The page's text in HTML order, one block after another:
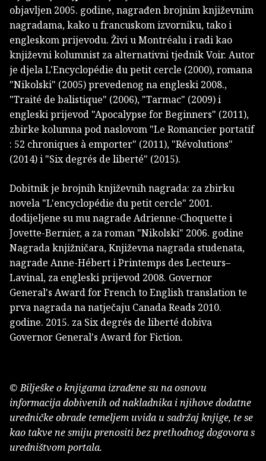
objavljen 2005. godine, nagrađen brojnim književnim
nagradama, kako u francuskom izvorniku, tako i
engleskom prijevodu. Živi u Montréalu i radi kao
književni kolumnist za alternativni tjednik Voir. Autor
je djela L'Encyclopédie du petit cercle (2000), romana
"Nikolski" (2005) prevedenog na engleski 2008.,
"Traité de balistique" (2006), "Tarmac" (2009) i
engleski prijevod "Apocalypse for Beginners" (2011),
zbirke kolumna pod naslovom "Le Romancier portatif
: 52 chroniques à emporter" (2011), "Révolutions"
(2014) i "Six degrés de liberté" (2015).
Dobitnik je brojnih književnih nagrada: za zbirku
novela "L'encyclopédie du petit cercle" 2001.
dodijeljene su mu nagrade Adrienne-Choquette i
Jovette-Bernier, a za roman "Nikolski" 2006. godine
Nagrada knjižničara, Književna nagrada studenata,
nagrade Anne-Hébert i Printemps des Lecteurs–
Lavinal, za engleski prijevod 2008. Governor
General's Award for French to English translation te
prva nagrada na natječaju Canada Reads 2010.
godine. 2015. za Six degrés de liberté dobiva
Governor General's Award for Fiction.
© Bilješke o knjigama izrađene su na osnovu
informacija dobivenih od nakladnika i njihove dodatne
uredničke obrade temeljem uvida u sadržaj knjige, te se
kao takve ne smiju prenositi bez prethodnog dogovora s
uredništvom portala.